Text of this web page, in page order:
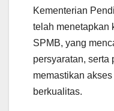
Kementerian
telah menetapkan
SPMB, yang
persyaratan, serta
memastikan
berkualitas.